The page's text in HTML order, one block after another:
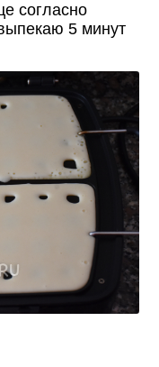
согласно
5 минут